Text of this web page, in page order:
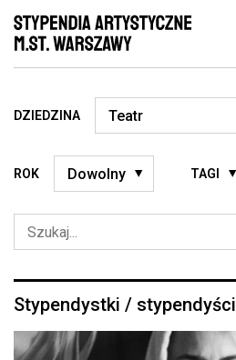
DZIEDZINA
ROK TAGI
Stypendystki / stypendyści